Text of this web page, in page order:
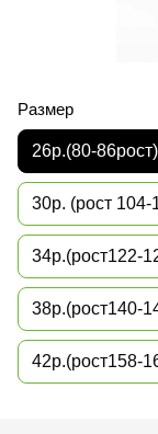
Размер
26р.(80-86рост)
30р. (рост 104-
34р.(рост122-
38р.(рост140-
42р.(рост158-